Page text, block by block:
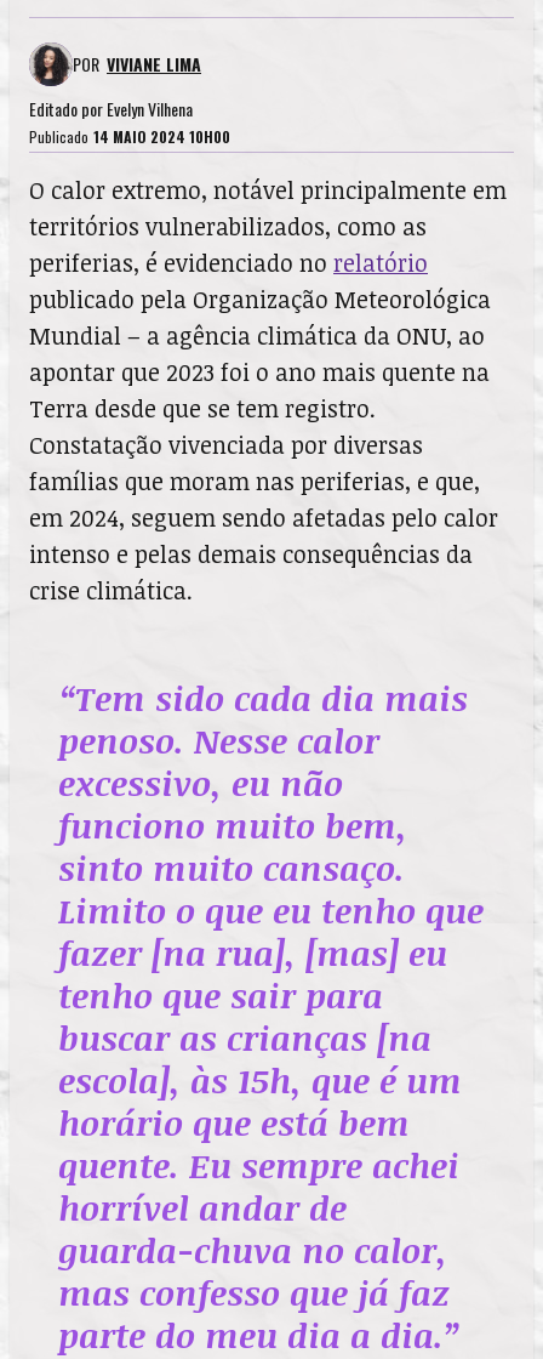
POR VIVIANE LIMA
Editado porEvelyn Vilhena
Publicado 14 MAIO 2024 10H00
O calor extremo, notável principalmente em
territórios vulnerabilizados, como as
periferias, é evidenciado no relatório
publicado pela Organização Meteorológica
Mundial – a agência climática da ONU, ao
apontar que 2023 foi o ano mais quente na
Terra desde que se tem registro.
Constatação vivenciada por diversas
famílias que moram nas periferias, e que,
em 2024, seguem sendo afetadas pelo calor
intenso e pelas demais consequências da
crise climática.
“Tem sido cada dia mais
penoso. Nesse calor
excessivo, eu não
funciono muito bem,
sinto muito cansaço.
Limito o que eu tenho que
fazer [na rua], [mas] eu
tenho que sair para
buscar as crianças [na
escola], às 15h, que é um
horário que está bem
quente. Eu sempre achei
horrível andar de
guarda-chuva no calor,
mas confesso que já faz
parte do meu dia a dia.”